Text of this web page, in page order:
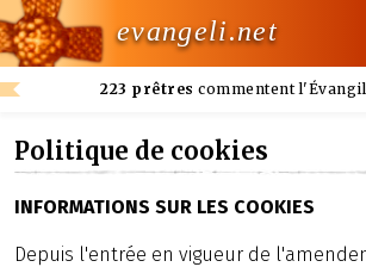
evangeli.net
223 prêtres commentent
Politique de cookies
INFORMATIONS SUR LES COOKIES
Depuis l'entrée en vigueur de